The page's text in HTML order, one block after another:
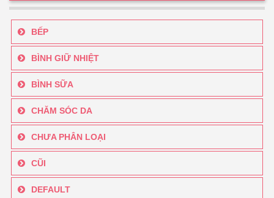
BẾP
BÌNH GIỮ NHIỆT
BÌNH SỮA
CHĂM SÓC DA
CHƯA PHÂN LOẠI
CŨI
DEFAULT